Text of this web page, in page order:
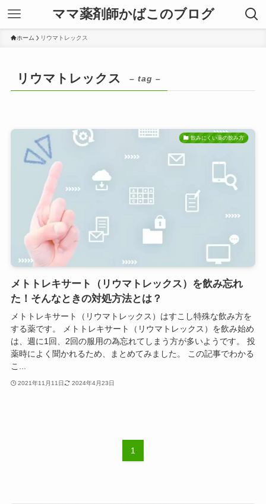
ママ薬剤師かばこのブログ
ホーム リウマトレックス
リウマトレックス – tag –
飲みにくい薬の飲み方
メトトレキサート（リウマトレックス）を飲み忘れ
た！そんなときの対処方法とは？
メトトレキサート（リウマトレックス）はすこし特殊な飲み方を
する薬です。 メトトレキサート（リウマトレックス）を飲み始め
は、週に1回、2回の服用の為忘れてしまう方が多いようです。 投
薬時によく聞かれるため、まとめてみました。 この記事でわかる
こ...
2021年11月11日 2024年4月23日
1